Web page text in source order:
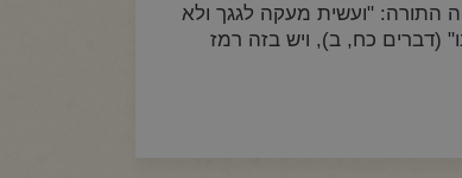
"ועשית מעקה לגגך ולא
(דברים כח, ב), ויש בזה רמז